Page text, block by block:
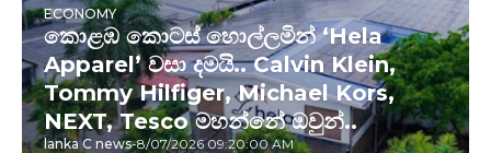
ECONOMY
කොළඹ කොටස් හොල්ලමින් ‘Hela
Apparel’ වසා දමයි.. Calvin Klein,
Tommy Hilfiger, Michael Kors,
NEXT, Tesco මහන්නේ ඔවුන්..
lanka C news-8/07/2026 09:20:00 AM